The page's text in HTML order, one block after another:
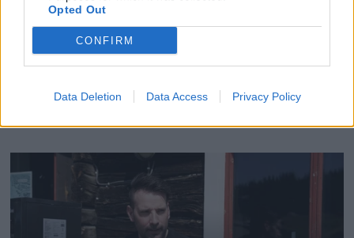
Opted Out
CONFIRM
Data Deletion Data Access Privacy Policy